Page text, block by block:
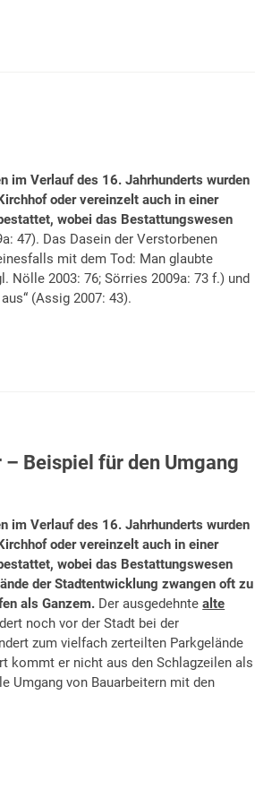
im Verlauf des 16. Jahrhunderts wurden
oder vereinzelt auch in einer
wobei das Bestattungswesen
47). Das Dasein der Verstorbenen
mit dem Tod: Man glaubte
Nölle 2003: 76; Sörries 2009a: 73 f.) und
(Assig 2007: 43).
Beispiel für den Umgang
im Verlauf des 16. Jahrhunderts wurden
oder vereinzelt auch in einer
wobei das Bestattungswesen
der Stadtentwicklung zwangen oft zu
als Ganzem. Der ausgedehntealte
noch vor der Stadt bei der
zum vielfach zerteilten Parkgelände
kommt er nicht aus den Schlagzeilen als
Umgang von Bauarbeitern mit den